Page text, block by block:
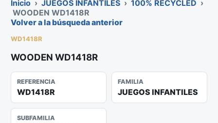
Inicio › JUEGOS INFANTILES › 100% RECYCLED ›
WOODEN WD1418R
Volver a la búsqueda anterior
WD1418R
WOODEN WD1418R
REFERENCIA
WD1418R
FAMILIA
JUEGOS INFANTILES
SUBFAMILIA